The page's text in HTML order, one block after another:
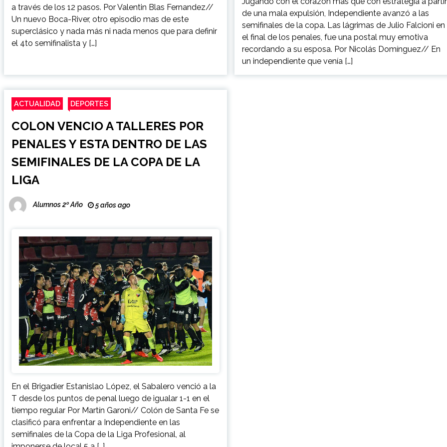
a través de los 12 pasos. Por Valentin Blas Fernandez//
Un nuevo Boca-River, otro episodio mas de este
superclásico y nada más ni nada menos que para definir
el 4to semifinalista y […]
de una mala expulsión, Independiente avanzó a las
semifinales de la copa. Las lágrimas de Julio Falcioni en
el final de los penales, fue una postal muy emotiva
recordando a su esposa. Por Nicolás Domínguez// En
un independiente que venía […]
ACTUALIDAD DEPORTES
COLON VENCIO A TALLERES POR
PENALES Y ESTA DENTRO DE LAS
SEMIFINALES DE LA COPA DE LA
LIGA
Alumnos 2º Año 5 años ago
En el Brigadier Estanislao López, el Sabalero venció a la
T desde los puntos de penal luego de igualar 1-1 en el
tiempo regular Por Martín Garoni// Colón de Santa Fe se
clasificó para enfrentar a Independiente en las
semifinales de la Copa de la Liga Profesional, al